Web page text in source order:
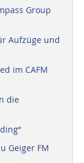
Group
Aufzüge und
im CAFM
die
Geiger FM